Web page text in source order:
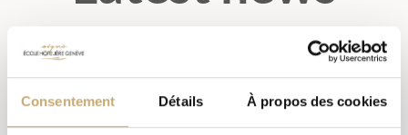
Consentement Détails À propos des cookies